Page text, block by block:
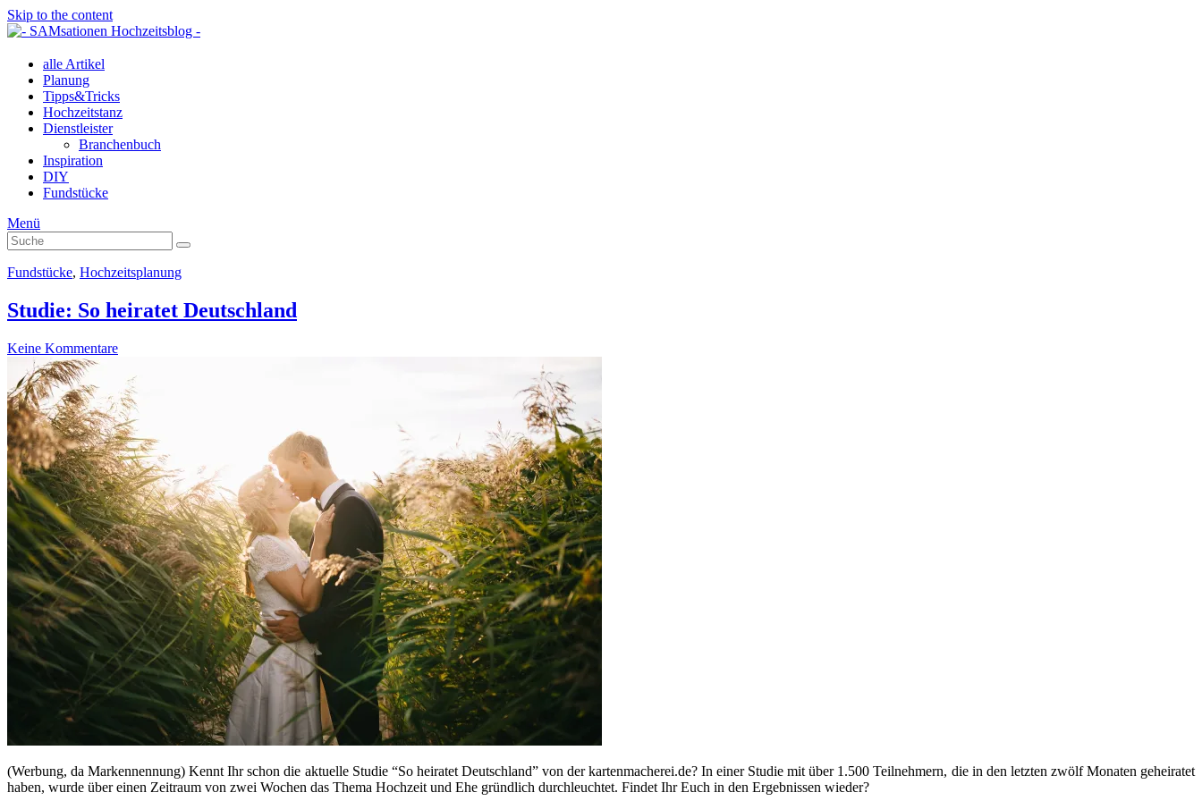
Skip to the content
alle Artikel
Planung
Tipps&Tricks
Hochzeitstanz
Dienstleister
Branchenbuch
Inspiration
DIY
Fundstücke
Menü
Suche
nach:
Suche
Fundstücke, Hochzeitsplanung
Studie: So heiratet Deutschland
Keine Kommentare
(Werbung, da Markennennung) Kennt Ihr schon die aktuelle Studie “So heiratet Deutschland” von der kartenmacherei.de? In einer Studie mit über 1.500 Teilnehmern, die in den letzten zwölf Monaten geheiratet
haben, wurde über einen Zeitraum von zwei Wochen das Thema Hochzeit und Ehe gründlich durchleuchtet. Findet Ihr Euch in den Ergebnissen wieder?